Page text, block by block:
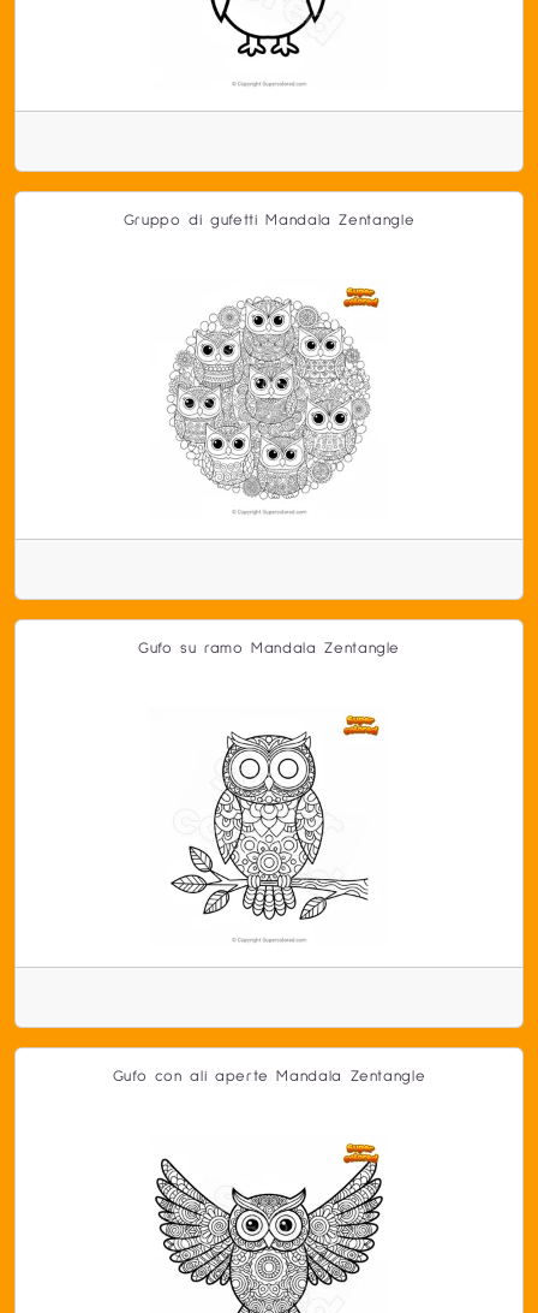
Gruppo di gufetti Mandala Zentangle
Gufo su ramo Mandala Zentangle
Gufo con ali aperte Mandala Zentangle